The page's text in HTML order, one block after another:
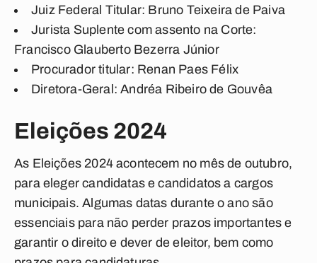
Juiz Federal Titular: Bruno Teixeira de Paiva
Jurista Suplente com assento na Corte:
Francisco Glauberto Bezerra Júnior
Procurador titular: Renan Paes Félix
Diretora-Geral: Andréa Ribeiro de Gouvêa
Eleições 2024
As Eleições 2024 acontecem no mês de outubro,
para eleger candidatas e candidatos a cargos
municipais. Algumas datas durante o ano são
essenciais para não perder prazos importantes e
garantir o direito e dever de eleitor, bem como